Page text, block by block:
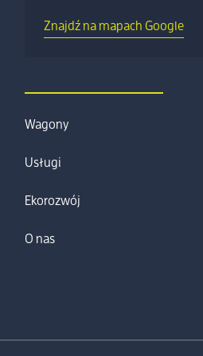
Znajdź na mapach Google
Wagony
Usługi
Ekorozwój
O nas